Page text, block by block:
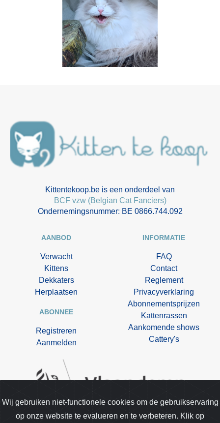
Kittentekoop.be is een onderdeel van
BCF vzw (Belgian Cat Fanciers)
Ondernemingsnummer: BE 0866.744.092
AANBOD
Verwacht
Kittens
Dekkaters
Herplaatsen
ABONNEE
Registreren
Aanmelden
INFORMATIE
FAQ
Contact
Reglement
Privacyverklaring
Abonnementsprijzen
Kattenrassen
Aankomende shows
Cattery's
Wij gebruiken niet-functionele cookies om de gebruikservaring
op onze website te evalueren en te verbeteren. Klik op